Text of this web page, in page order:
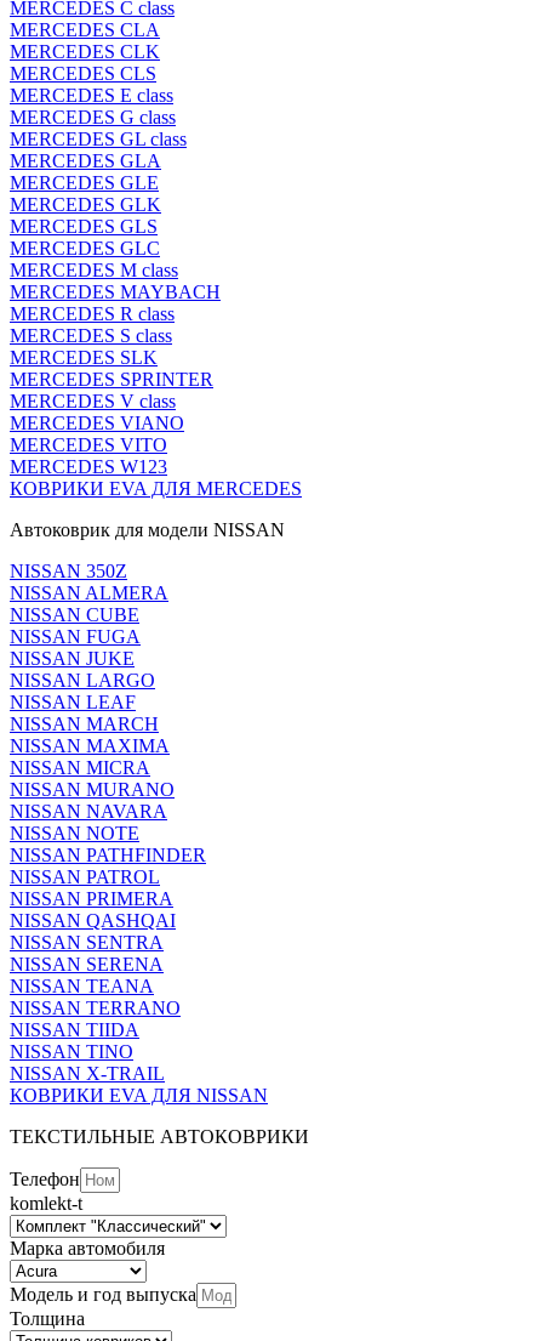
MERCEDES C class
MERCEDES CLA
MERCEDES CLK
MERCEDES CLS
MERCEDES E class
MERCEDES G class
MERCEDES GL class
MERCEDES GLA
MERCEDES GLE
MERCEDES GLK
MERCEDES GLS
MERCEDES GLC
MERCEDES M class
MERCEDES MAYBACH
MERCEDES R class
MERCEDES S class
MERCEDES SLK
MERCEDES SPRINTER
MERCEDES V class
MERCEDES VIANO
MERCEDES VITO
MERCEDES W123
КОВРИКИ EVA ДЛЯ MERCEDES
Автоковрик для модели NISSAN
NISSAN 350Z
NISSAN ALMERA
NISSAN CUBE
NISSAN FUGA
NISSAN JUKE
NISSAN LARGO
NISSAN LEAF
NISSAN MARCH
NISSAN MAXIMA
NISSAN MICRA
NISSAN MURANO
NISSAN NAVARA
NISSAN NOTE
NISSAN PATHFINDER
NISSAN PATROL
NISSAN PRIMERA
NISSAN QASHQAI
NISSAN SENTRA
NISSAN SERENA
NISSAN TEANA
NISSAN TERRANO
NISSAN TIIDA
NISSAN TINO
NISSAN X-TRAIL
КОВРИКИ EVA ДЛЯ NISSAN
ТЕКСТИЛЬНЫЕ АВТОКОВРИКИ
Телефон
komlekt-t
Марка автомобиля
Модель и год выпуска
Толщина